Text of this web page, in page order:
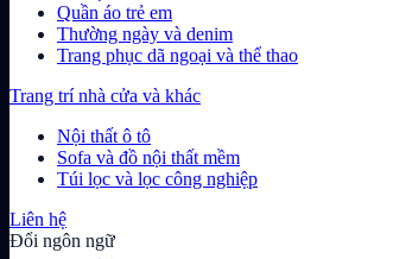
Quần áo trẻ em
Thường ngày và denim
Trang phục dã ngoại và thể thao
Trang trí nhà cửa và khác
Nội thất ô tô
Sofa và đồ nội thất mềm
Túi lọc và lọc công nghiệp
Liên hệ
Đổi ngôn ngữ